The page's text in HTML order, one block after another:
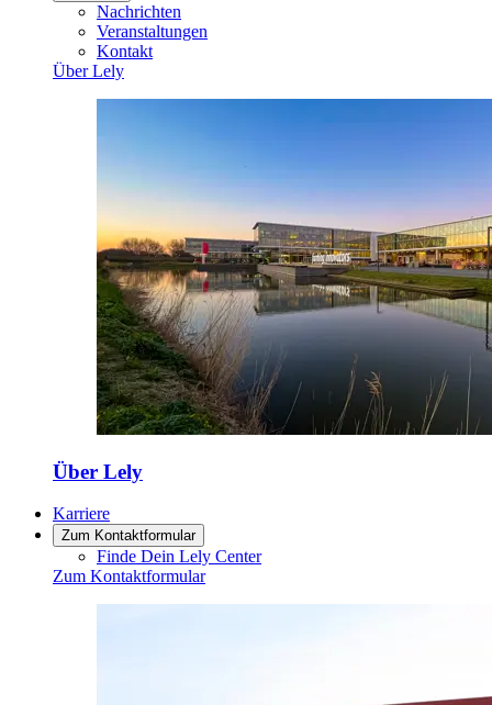
Nachrichten
Veranstaltungen
Kontakt
Über Lely
Über Lely
Karriere
Zum Kontaktformular
Finde Dein Lely Center
Zum Kontaktformular